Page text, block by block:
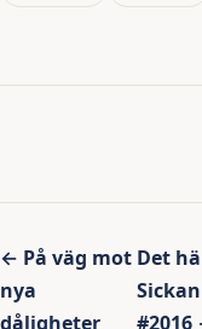
← På väg mot
nya
dåligheter
Det
#2016